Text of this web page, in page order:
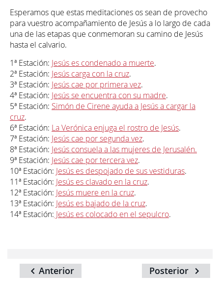
Esperamos que estas meditaciones os sean de provecho
para vuestro acompañamiento de Jesús a lo largo de cada
una de las etapas que conmemoran su camino de Jesús
hasta el calvario.
1ª Estación: Jesús es condenado a muerte.
2ª Estación: Jesús carga con la cruz.
3ª Estación: Jesús cae por primera vez.
4ª Estación: Jesús se encuentra con su madre.
5ª Estación: Simón de Cirene ayuda a Jesús a cargar la
cruz.
6ª Estación: La Verónica enjuga el rostro de Jesús.
7ª Estación: Jesús cae por segunda vez.
8ª Estación: Jesús consuela a las mujeres de Jerusalén.
9ª Estación: Jesús cae por tercera vez.
10ª Estación: Jesús es despojado de sus vestiduras.
11ª Estación: Jesús es clavado en la cruz.
12ª Estación: Jesús muere en la cruz.
13ª Estación: Jesús es bajado de la cruz.
14ª Estación: Jesús es colocado en el sepulcro.
Posterior
Anterior